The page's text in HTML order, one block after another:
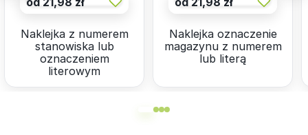
Naklejka z numerem
stanowiska lub
oznaczeniem
literowym
Naklejka oznaczenie
magazynu z numerem
lub literą